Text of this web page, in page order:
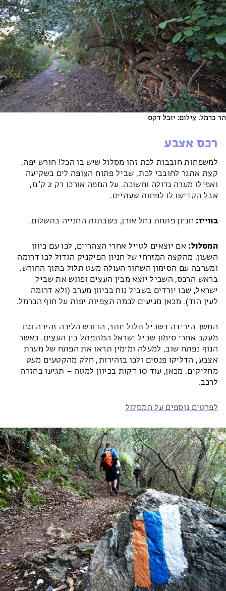
הר כרמל. צילום: יובל דקס
רכס אצבע
למשפחות חובבות לכת זהו מסלול שיש בו הכל! חורש יפה,
קצת אתגר לחובבי לכת, שביל פתוח הצופה לים בשקיעה
ואפילו מערה גדולה וחשוכה. על המפה אורכו רק 2 ק"מ,
אבל הקדישו לו לפחות שעתיים.
בווייז: חניון פתחת נחל אורן, בשבתות החנייה בתשלום.
המסלול: אם יוצאים לטייל אחרי הצהריים, לכו עם כיוון
השעון. מהקצה המזרחי של חניון הפיקניק הגדול לכו דרומה
ומערבה עם הסימון השחור העולה מעט תלול בתוך החורש.
בראש הרכס, השביל יוצא מבין העצים ופוגש את שביל
ישראל, שבו יורדים בשביל נוח בכיוון מערב (ולא דרומה
לעין הוד). מכאן מגיעים לכמה תצפיות יפות על חוף הכרמל.
המשך הירידה בשביל תלול יותר, הדורש הליכה זהירה וגם
מעקב אחרי סימון שביל ישראל המתפתל בין העצים. כאשר
הנוף נפתח שוב, למעלה ומימין תראו את הפתח של מערת
אצבע, הדליקו פנסים ולכו בזהירות, חלק מהקטעים מעט
מחליקים. מכאן, עוד 10 דקות בכיוון למטה – תגיעו בחזרה
לרכב.
לפרטים נוספים על המסלול